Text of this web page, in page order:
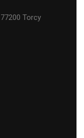
Torcy